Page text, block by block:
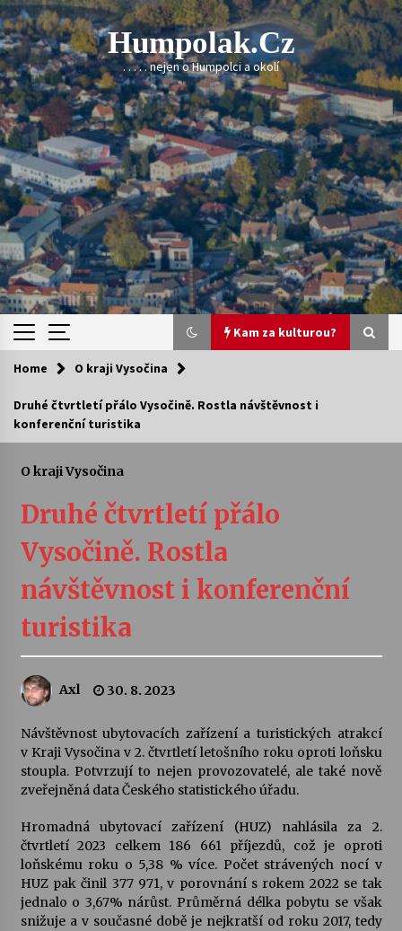
Skip
to
content
Humpolak.cz
. . . . . nejen o Humpolci a okolí
Kam za kulturou?
Kam za kulturou?
Vernisáž výstavy Josefíny Duškové: Stávám se
30. 7. 2026
Veselí muzikanti
šedesátka: 28. 7.–1. 8. 2026
Letní koncerty ve Stromovce: Kolchoz a
Jenakaši
28. 7. 2026
Votavžatský ploty
23. 7. 2026
Letní koncerty ve Stromovce: Rufus Miller
Home O kraji Vysočina
Druhé čtvrtletí přálo Vysočině. Rostla návštěvnost i
konferenční turistika
O kraji Vysočina
Druhé čtvrtletí přálo
Vysočině. Rostla
návštěvnost i konferenční
turistika
Axl 30. 8. 2023
Návštěvnost ubytovacích zařízení a turistických atrakcí
v Kraji Vysočina v 2. čtvrtletí letošního roku oproti loňsku
stoupla. Potvrzují to nejen provozovatelé, ale také nově
zveřejněná data Českého statistického úřadu.
Hromadná ubytovací zařízení (HUZ) nahlásila za 2.
čtvrtletí 2023 celkem 186 661 příjezdů, což je oproti
loňskému roku o 5,38 % více. Počet strávených nocí v
HUZ pak činil 377 971, v porovnání s rokem 2022 se tak
jednalo o 3,67% nárůst. Průměrná délka pobytu se však
snižuje a v současné době je nejkratší od roku 2017, tedy